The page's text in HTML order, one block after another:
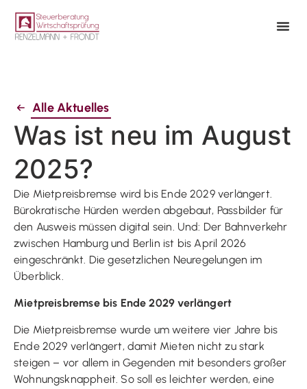
Alle Aktuelles
Was ist neu im August
2025?
Die Mietpreisbremse wird bis Ende 2029 verlängert.
Bürokratische Hürden werden abgebaut, Passbilder für
den Ausweis müssen digital sein. Und: Der Bahnverkehr
zwischen Hamburg und Berlin ist bis April 2026
eingeschränkt. Die gesetzlichen Neuregelungen im
Überblick.
Mietpreisbremse bis Ende 2029 verlängert
Die Mietpreisbremse wurde um weitere vier Jahre bis
Ende 2029 verlängert, damit Mieten nicht zu stark
steigen – vor allem in Gegenden mit besonders großer
Wohnungsknappheit. So soll es leichter werden, eine